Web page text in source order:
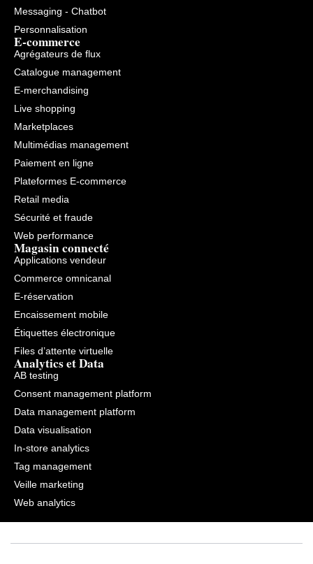
Messaging - Chatbot
Personnalisation
E-commerce
Agrégateurs de flux
Catalogue management
E-merchandising
Live shopping
Marketplaces
Multimédias management
Paiement en ligne
Plateformes E-commerce
Retail media
Sécurité et fraude
Web performance
Magasin connecté
Applications vendeur
Commerce omnicanal
E-réservation
Encaissement mobile
Étiquettes électronique
Files d’attente virtuelle
Analytics et Data
AB testing
Consent management platform
Data management platform
Data visualisation
In-store analytics
Tag management
Veille marketing
Web analytics